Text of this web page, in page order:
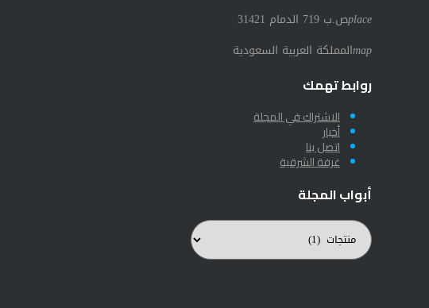
placeص.ب 719 الدمام 31421
mapالمملكة العربية السعودية
روابط تهمك
الاشتراك في المجلة
أخبار
اتصل بنا
غرفة الشرقية
أبواب المجلة
أبواب
المجلة